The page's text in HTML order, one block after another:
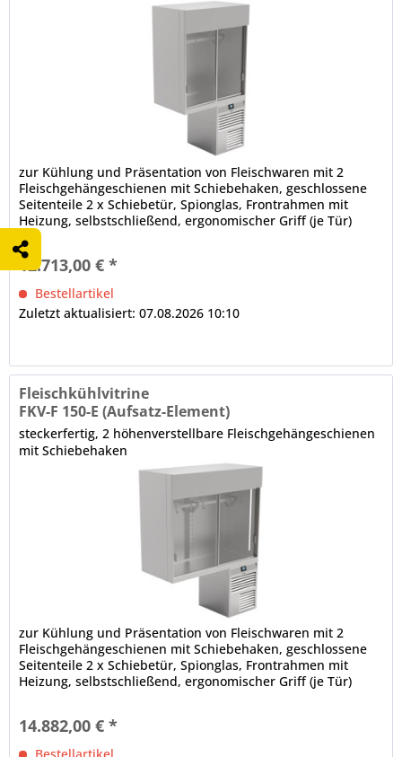
zur Kühlung und Präsentation von Fleischwaren mit 2
Fleischgehängeschienen mit Schiebehaken, geschlossene
Seitenteile 2 x Schiebetür, Spionglas, Frontrahmen mit
Heizung, selbstschließend, ergonomischer Griff (je Tür)
IDEAL AKE Steuerung, Touch-Display (2,4 Zoll) multilingual,
Drehzahlregelung der Lüfter automatische Abtauung,
bauseitiger Tauwasserablauf erforderlich (oder...
12.713,00 € *
Bestellartikel
Zuletzt aktualisiert: 07.08.2026 10:10
Fleischkühlvitrine
FKV-F 150-E (Aufsatz-Element)
steckerfertig, 2 höhenverstellbare Fleischgehängeschienen
mit Schiebehaken
zur Kühlung und Präsentation von Fleischwaren mit 2
Fleischgehängeschienen mit Schiebehaken, geschlossene
Seitenteile 2 x Schiebetür, Spionglas, Frontrahmen mit
Heizung, selbstschließend, ergonomischer Griff (je Tür)
bauseitiger Tauwasserablauf erforderlich (oder...
14.882,00 € *